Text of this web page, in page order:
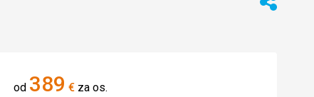
Zdieľať
od 389 € za os.